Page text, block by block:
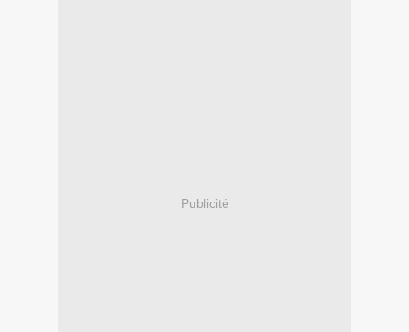
Publicité